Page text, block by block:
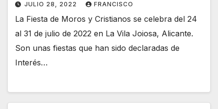
JULIO 28, 2022 FRANCISCO
La Fiesta de Moros y Cristianos se celebra del 24
al 31 de julio de 2022 en La Vila Joiosa, Alicante.
Son unas fiestas que han sido declaradas de
Interés…